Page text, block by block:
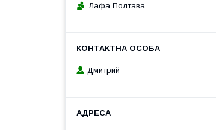
Лафа Полтава
Дмитрий